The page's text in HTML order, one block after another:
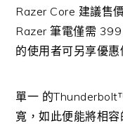
Razer Core 建議售
Razer 筆電僅需
的使用者可另享優惠
單一 的
寬，如此便能將相